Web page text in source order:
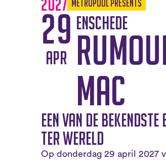
2027 Metropool Presents
29
apr
Enschede
Mac
Een van de
ter wereld
Op donderdag 29 april 2027